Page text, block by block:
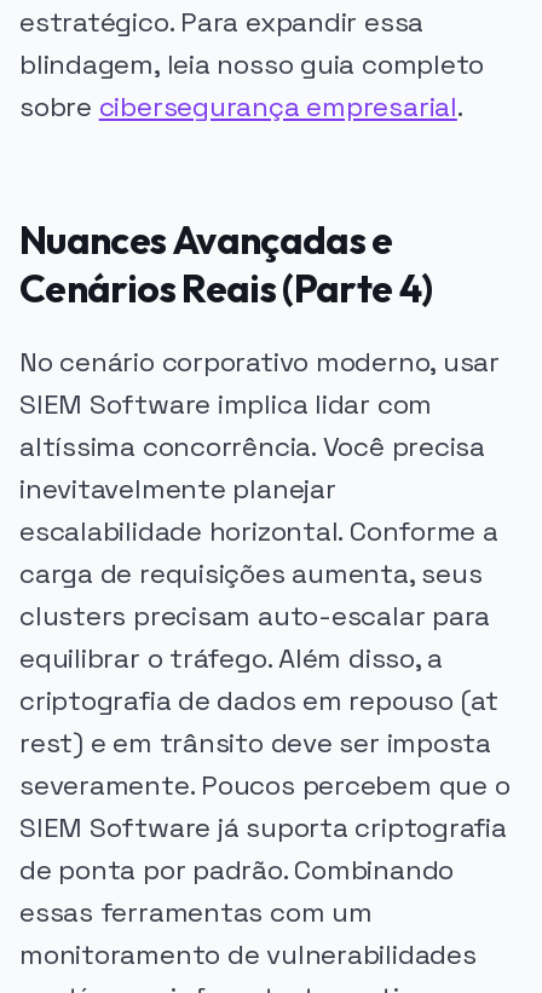
estratégico. Para expandir essa
blindagem, leia nosso guia completo
sobre cibersegurança empresarial.
Nuances Avançadas e
Cenários Reais (Parte 4)
No cenário corporativo moderno, usar
SIEM Software implica lidar com
altíssima concorrência. Você precisa
inevitavelmente planejar
escalabilidade horizontal. Conforme a
carga de requisições aumenta, seus
clusters precisam auto-escalar para
equilibrar o tráfego. Além disso, a
criptografia de dados em repouso (at
rest) e em trânsito deve ser imposta
severamente. Poucos percebem que o
SIEM Software já suporta criptografia
de ponta por padrão. Combinando
essas ferramentas com um
monitoramento de vulnerabilidades